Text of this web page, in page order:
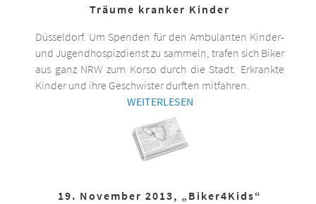
Träume kranker Kinder
Düsseldorf. Um Spenden für den Ambulanten Kinder-
und Jugendhospizdienst zu sammeln, trafen sich Biker
aus ganz NRW zum Korso durch die Stadt. Erkrankte
Kinder und ihre Geschwister durften mitfahren.
WEITERLESEN
19. November 2013, „Biker4Kids“